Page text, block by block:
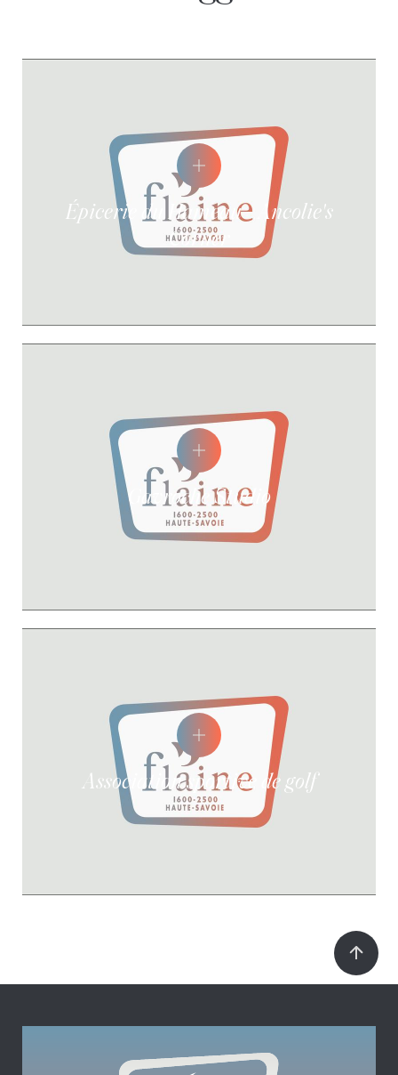
Épicerie du Hameau - Ancolie's
Corner
Gavroche Studio
Association sportive de golf